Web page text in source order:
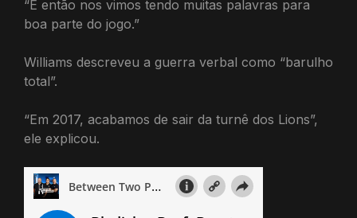
“E então nos vimos tendo muitas palavras para
boa parte do jogo.”
Williams descreveu a guerra verbal como “barulho
total”.
“Em 2017, acabamos de sair da turnê dos Lions”,
ele explicou.